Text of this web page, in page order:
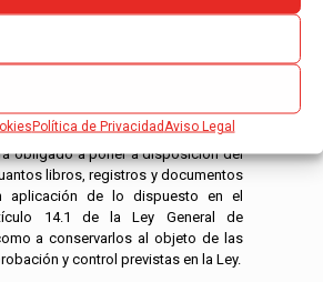
Política de Privacidad Aviso Legal
por él, salvo que las bases
El gasto derivado de la revisión
así lo establezcan dichas bases y
se fije.
obligado a poner a disposición del
libros, registros y documentos
aplicación de lo dispuesto en el
14.1 de la Ley General de
a conservarlos al objeto de las
y control previstas en la Ley.